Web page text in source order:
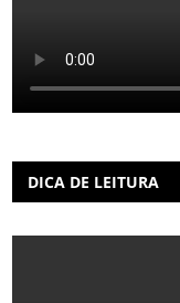
DICA DE LEITURA